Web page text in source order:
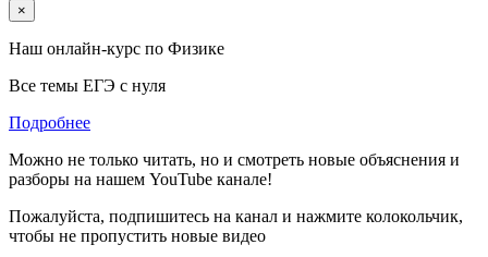
×
Наш онлайн-курс по Физике
Все темы ЕГЭ с нуля
Подробнее
Можно не только читать, но и смотреть новые объяснения и
разборы на нашем YouTube канале!
Пожалуйста, подпишитесь на канал и нажмите колокольчик,
чтобы не пропустить новые видео